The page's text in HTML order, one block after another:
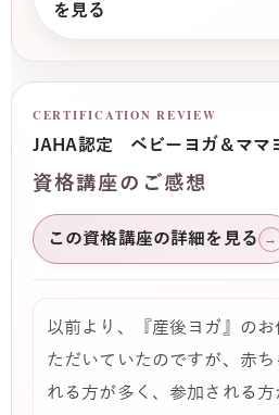
を見る
CERTIFICATION REVIEW
JAHA認定 ベビーヨガ＆ママ
資格講座のご感想
この資格講座の詳細を見る →
以前より、『産後ヨガ』の
ただいていたのですが、赤
れる方が多く、参加される方